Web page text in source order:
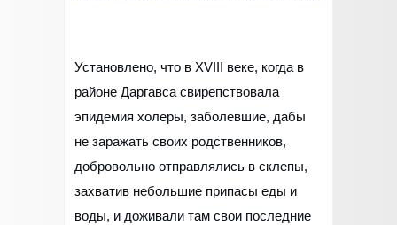
Установлено, что в XVIII веке, когда в
районе Даргавса свирепствовала
эпидемия холеры, заболевшие, дабы
не заражать своих родственников,
добровольно отправлялись в склепы,
захватив небольшие припасы еды и
воды, и доживали там свои последние